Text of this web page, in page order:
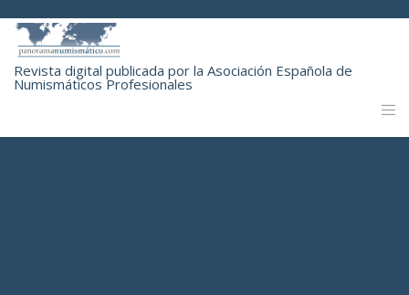
Revista digital publicada por la Asociación Española de
Numismáticos Profesionales